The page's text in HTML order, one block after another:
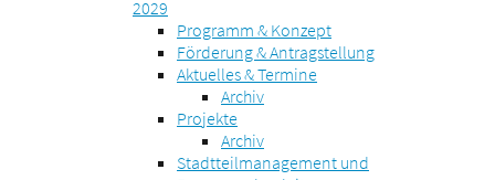
2029
Programm & Konzept
Förderung & Antragstellung
Aktuelles & Termine
Archiv
Projekte
Archiv
Stadtteilmanagement und